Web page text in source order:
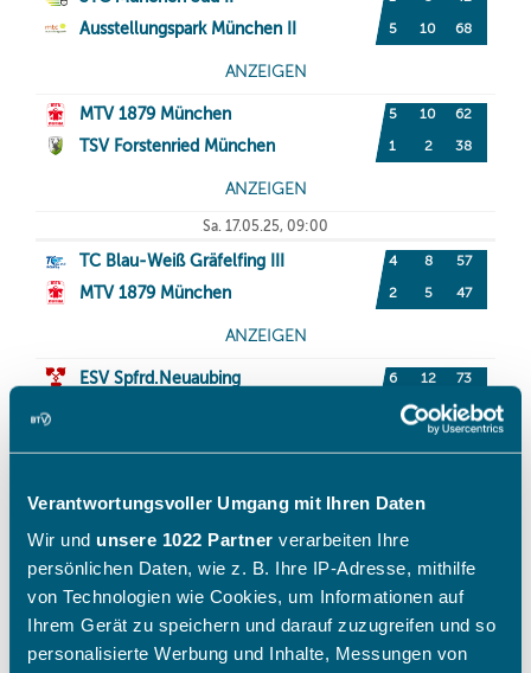
Verantwortungsvoller Umgang mit Ihren Daten
Wir und unsere 1022 Partner verarbeiten Ihre
persönlichen Daten, wie z. B. Ihre IP-Adresse, mithilfe
von Technologien wie Cookies, um Informationen auf
Ihrem Gerät zu speichern und darauf zuzugreifen und so
personalisierte Werbung und Inhalte, Messungen von